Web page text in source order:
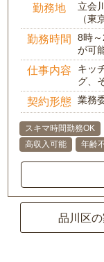
勤務地
立会
（東
勤務時間
8時
が可
仕事内容
キッ
グ、
契約形態 業務
スキマ時間勤務OK
高収入可能
年齢
品川区